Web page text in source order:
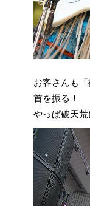
お客さんも
首を振る！
やっぱ破天